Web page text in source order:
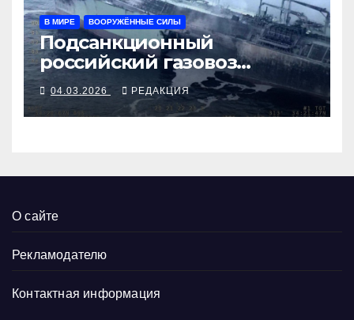
В МИРЕ ВООРУЖЁННЫЕ СИЛЫ
Подсанкционный
российский газовоз
атакован с побережья
Ливии
04.03.2026 РЕДАКЦИЯ
О сайте
Рекламодателю
Контактная информация